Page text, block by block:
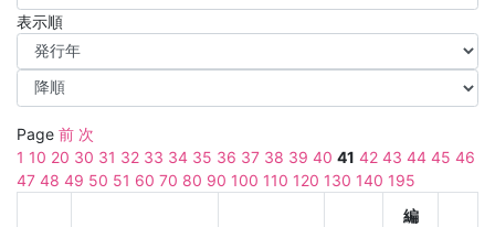
表示順
Page 前 次
1 10 20 30 31 32 33 34 35 36 37 38 39 40 41 42 43 44 45 46
47 48 49 50 51 60 70 80 90 100 110 120 130 140 195
編